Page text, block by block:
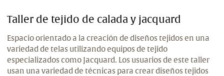
Taller de tejido de calada y jacquard
Espacio orientado a la creación de diseños tejidos en una
variedad de telas utilizando equipos de tejido
especializados como Jacquard. Los usuarios de este taller
usan una variedad de técnicas para crear diseños tejidos